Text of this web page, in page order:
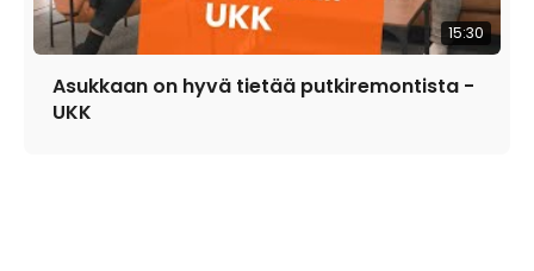
15:30
Asukkaan on hyvä tietää putkiremontista -
UKK